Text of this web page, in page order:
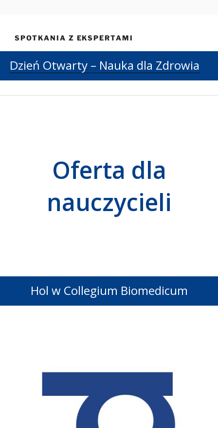
SPOTKANIA Z EKSPERTAMI
Dzień Otwarty – Nauka dla Zdrowia
Oferta dla
nauczycieli
Hol w Collegium Biomedicum